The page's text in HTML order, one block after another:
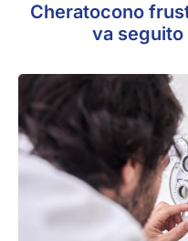
Cheratocono
va